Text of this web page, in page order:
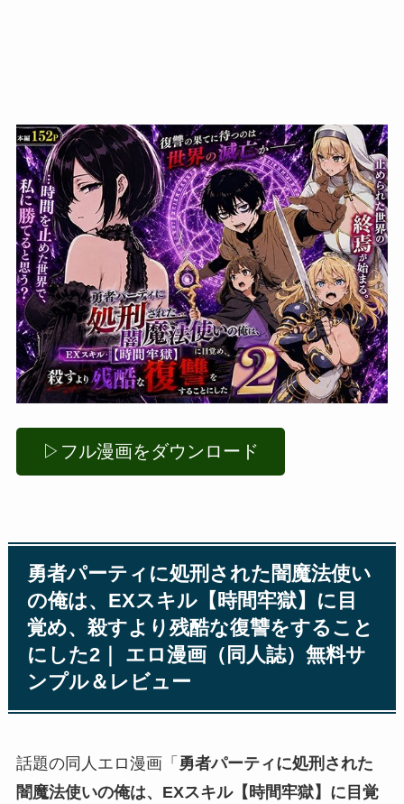
▷フル漫画をダウンロード
勇者パーティに処刑された闇魔法使い
の俺は、EXスキル【時間牢獄】に目
覚め、殺すより残酷な復讐をすること
にした2｜ エロ漫画（同人誌）無料サ
ンプル＆レビュー
話題の同人エロ漫画「 勇者パーティに処刑された
闇魔法使いの俺は、EXスキル【時間牢獄】に目覚